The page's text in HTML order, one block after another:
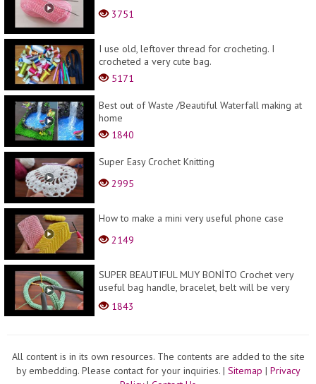
3751
I use old, leftover thread for crocheting. I
crocheted a very cute bag.
5171
Best out of Waste /Beautiful Waterfall making at
home
1840
Super Easy Crochet Knitting
2995
How to make a mini very useful phone case
2149
SUPER BEAUTIFUL MUY BONİTO Crochet very
useful bag handle, bracelet, belt will be very
useful fo...
1843
All content is in its own resources. The contents are added to the site
by embedding. Please contact for your inquiries. | Sitemap | Privacy